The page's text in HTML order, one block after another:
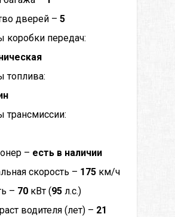
дверей – 5
коробки передач:
топлива:
трансмиссии:
– есть в наличии
скорость – 175 км/ч
– 70 кВт (95л.с.)
водителя (лет) – 21